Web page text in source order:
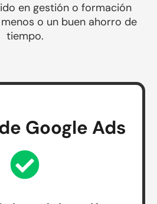
en gestión o formación
o un buen ahorro de
tiempo.
Google Ads